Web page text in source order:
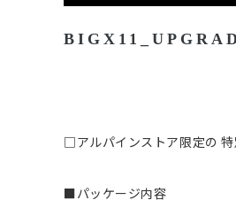
□アルパインストア限定の
■パッケージ内容